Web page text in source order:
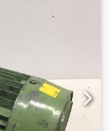
E-812 /
1990 Caudal:
Capacidad del
del motor:
Hspfx
a la red: 400
alto): 280 x 150
2 unidades